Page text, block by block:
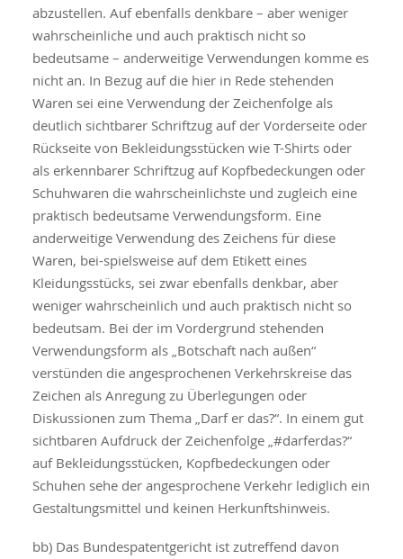
abzustellen. Auf ebenfalls denkbare – aber weniger
wahrscheinliche und auch praktisch nicht so
bedeutsame – anderweitige Verwendungen komme es
nicht an. In Bezug auf die hier in Rede stehenden
Waren sei eine Verwendung der Zeichenfolge als
deutlich sichtbarer Schriftzug auf der Vorderseite oder
Rückseite von Bekleidungsstücken wie T-Shirts oder
als erkennbarer Schriftzug auf Kopfbedeckungen oder
Schuhwaren die wahrscheinlichste und zugleich eine
praktisch bedeutsame Verwendungsform. Eine
anderweitige Verwendung des Zeichens für diese
Waren, bei-spielsweise auf dem Etikett eines
Kleidungsstücks, sei zwar ebenfalls denkbar, aber
weniger wahrscheinlich und auch praktisch nicht so
bedeutsam. Bei der im Vordergrund stehenden
Verwendungsform als „Botschaft nach außen“
verstünden die angesprochenen Verkehrskreise das
Zeichen als Anregung zu Überlegungen oder
Diskussionen zum Thema „Darf er das?“. In einem gut
sichtbaren Aufdruck der Zeichenfolge „#darferdas?“
auf Bekleidungsstücken, Kopfbedeckungen oder
Schuhen sehe der angesprochene Verkehr lediglich ein
Gestaltungsmittel und keinen Herkunftshinweis.
bb) Das Bundespatentgericht ist zutreffend davon